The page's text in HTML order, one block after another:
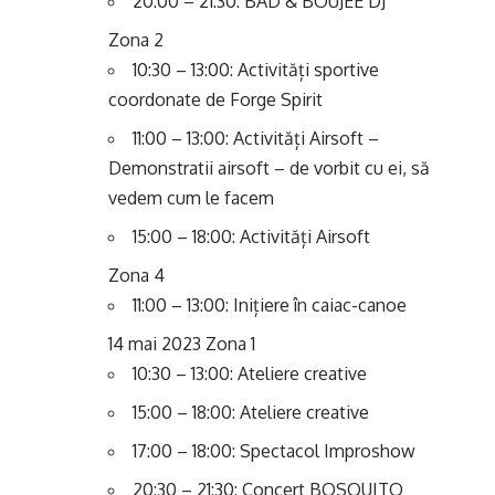
Zona 2
10:30 – 13:00: Activități sportive
coordonate de Forge Spirit
11:00 – 13:00: Activități Airsoft –
Demonstratii airsoft – de vorbit cu ei, să
vedem cum le facem
15:00 – 18:00: Activități Airsoft
Zona 4
11:00 – 13:00: Inițiere în caiac-canoe
14 mai 2023 Zona 1
10:30 – 13:00: Ateliere creative
15:00 – 18:00: Ateliere creative
17:00 – 18:00: Spectacol Improshow
20:30 – 21:30: Concert BOSQUITO